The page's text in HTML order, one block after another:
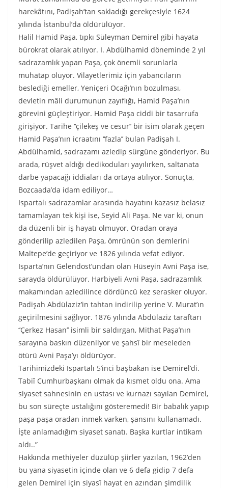
harekâtını, Padişah’tan sakladığı gerekçesiyle 1624
yılında İstanbul’da öldürülüyor.
Halil Hamid Paşa, tıpkı Süleyman Demirel gibi hayata
bürokrat olarak atılıyor. I. Abdülhamid döneminde 2 yıl
sadrazamlık yapan Paşa, çok önemli sorunlarla
muhatap oluyor. Vilayetlerimiz için yabancıların
beslediği emeller, Yeniçeri Ocağı’nın bozulması,
devletin mâli durumunun zayıflığı, Hamid Paşa’nın
görevini güçleştiriyor. Hamid Paşa ciddi bir tasarrufa
girişiyor. Tarihe ‘‘çilekeş ve cesur’’ bir isim olarak geçen
Hamid Paşa’nın icraatını ‘‘fazla’’ bulan Padişah I.
Abdülhamid, sadrazamı azledip sürgüne gönderiyor. Bu
arada, rüşvet aldığı dedikoduları yayılırken, saltanata
darbe yapacağı iddiaları da ortaya atılıyor. Sonuçta,
Bozcaada’da idam ediliyor…
Ispartalı sadrazamlar arasında hayatını kazasız belasız
tamamlayan tek kişi ise, Seyid Ali Paşa. Ne var ki, onun
da düzenli bir iş hayatı olmuyor. Oradan oraya
gönderilip azledilen Paşa, ömrünün son demlerini
Maltepe’de geçiriyor ve 1826 yılında vefat ediyor.
Isparta’nın Gelendost’undan olan Hüseyin Avni Paşa ise,
sarayda öldürülüyor. Harbiyeli Avni Paşa, sadrazamlık
makamından azledilince dördüncü kez serasker oluyor.
Padişah Abdülaziz’in tahtan indirilip yerine V. Murat’ın
geçirilmesini sağlıyor. 1876 yılında Abdülaziz taraftarı
‘‘Çerkez Hasan’’ isimli bir saldırgan, Mithat Paşa’nın
sarayına baskın düzenliyor ve şahsî bir meseleden
ötürü Avni Paşa’yı öldürüyor.
Tarihimizdeki Ispartalı 5’inci başbakan ise Demirel’di.
Tabiî Cumhurbaşkanı olmak da kısmet oldu ona. Ama
siyaset sahnesinin en ustası ve kurnazı sayılan Demirel,
bu son süreçte ustalığını gösteremedi! Bir babalık yapıp
paşa paşa oradan inmek varken, şansını kullanamadı.
İşte anlamadığım siyaset sanatı. Başka kurtlar intikam
aldı..”
Hakkında methiyeler düzülüp şiirler yazılan, 1962’den
bu yana siyasetin içinde olan ve 6 defa gidip 7 defa
gelen Demirel için siyasî hayat en azından şimdilik